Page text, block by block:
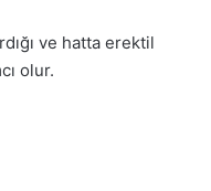
ve hatta erektil
olur.